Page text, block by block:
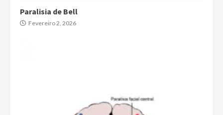
Paralisia de Bell
Fevereiro 2, 2026